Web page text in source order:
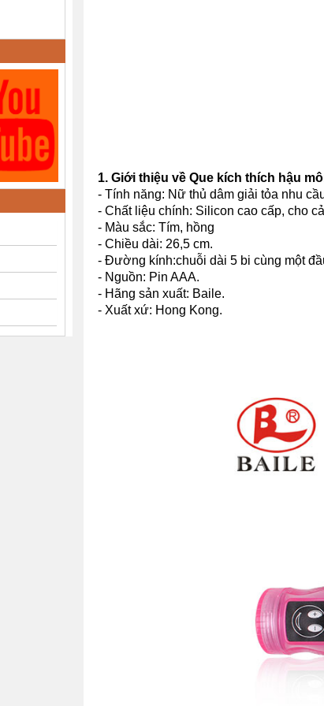
1. Giới thiệu về Que kích thích hậu
- Tính năng: Nữ thủ dâm giải tỏa nhu
- Chất liệu chính: Silicon cao cấp, cho
- Màu sắc: Tím, hồng
- Chiều dài: 26,5 cm.
- Đường kính:chuỗi dài 5 bi cùng một
- Nguồn: Pin AAA.
- Hãng sản xuất: Baile.
- Xuất xứ: Hong Kong.